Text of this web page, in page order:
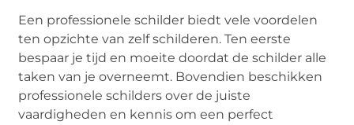
Een professionele schilder biedt vele voordelen
ten opzichte van zelf schilderen. Ten eerste
bespaar je tijd en moeite doordat de schilder alle
taken van je overneemt. Bovendien beschikken
professionele schilders over de juiste
vaardigheden en kennis om een perfect